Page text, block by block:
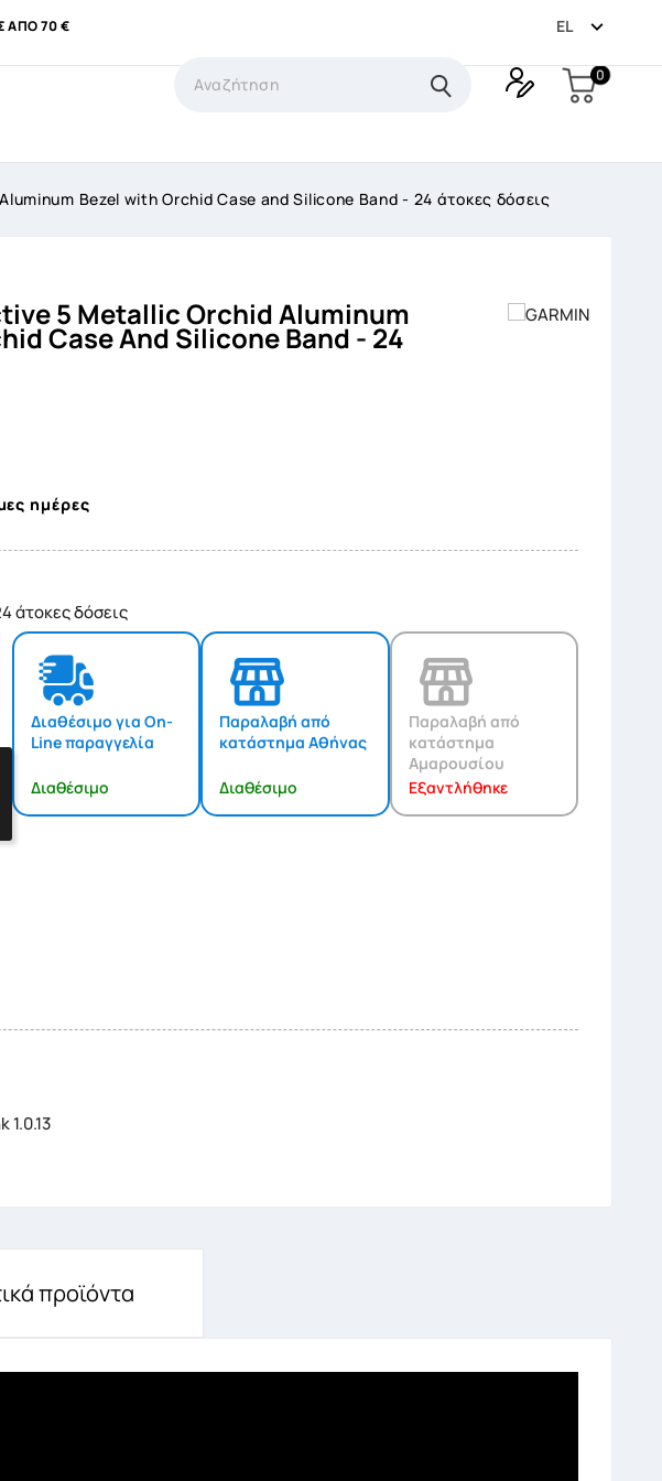
ΑΠΟ 70 € EL 
0
Bezel with Orchid Case and Silicone Band - 24 άτοκες δόσεις
5 Metallic Orchid Aluminum
Case And Silicone Band - 24
ημέρες
άτοκες δόσεις
Quantity
Quantity
Διαθέσιμο για On-
Line παραγγελία
Διαθέσιμο
Παραλαβή από
κατάστημα Αθήνας
Διαθέσιμο
Παραλαβή από
κατάστημα
Αμαρουσίου
Εξαντλήθηκε
προϊόντα